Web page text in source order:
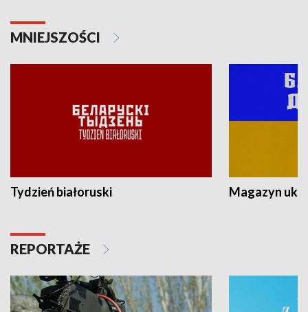
MNIEJSZOŚCI
Tydzień białoruski Magazyn
REPORTAŻE